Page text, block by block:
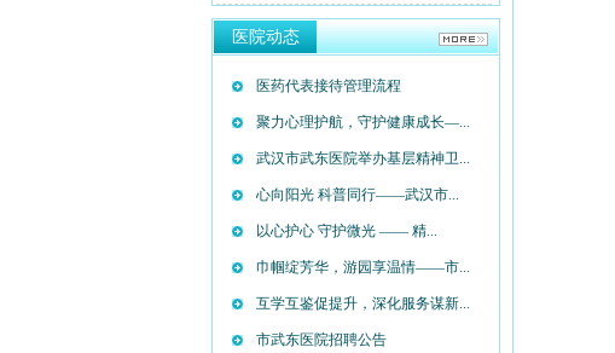
医院动态
医药代表接待管理流程
聚力心理护航，守护健康成长—...
武汉市武东医院举办基层精神卫...
心向阳光 科普同行——武汉市...
以心护心 守护微光 —— 精...
巾帼绽芳华，游园享温情——市...
互学互鉴促提升，深化服务谋新...
市武东医院招聘公告